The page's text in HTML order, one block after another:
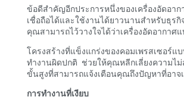
ข้อดีสำคัญอีกประการหนึ่งของเครื่องอัดอา
เชื่อถือได้และใช้งานได้ยาวนานสำหรับธุร
คุณสามารถไว้วางใจได้ว่าเครื่องอัดอากา
โครงสร้างที่แข็งแกร่งของคอมเพรสเซอ
ทำงานผิดปกติ ช่วยให้คุณหลีกเลี่ยงความไ
ขั้นสูงที่สามารถแจ้งเตือนคุณถึงปัญหาที่อา
การทำงานที่เงียบ